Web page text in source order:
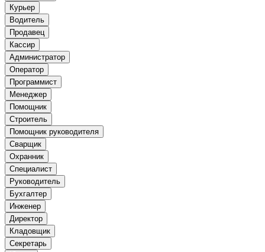
Курьер
Водитель
Продавец
Кассир
Администратор
Оператор
Программист
Менеджер
Помощник
Строитель
Помощник руководителя
Сварщик
Охранник
Специалист
Руководитель
Бухгалтер
Инженер
Директор
Кладовщик
Секретарь